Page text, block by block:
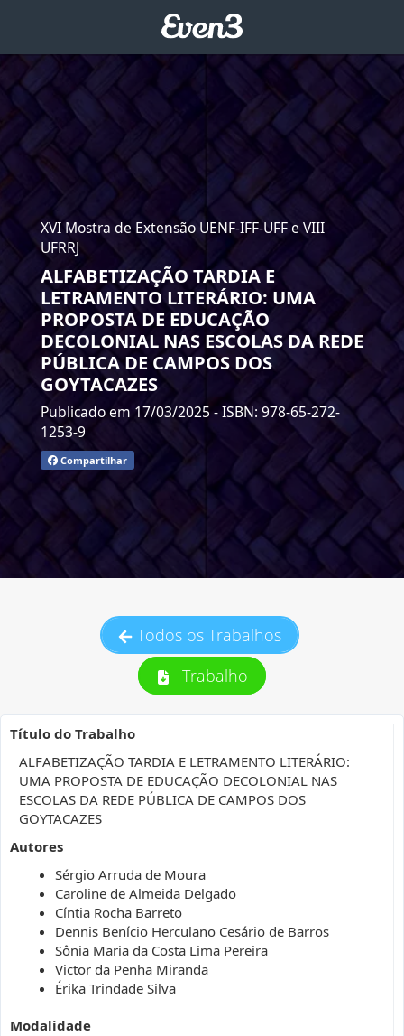
XVI Mostra de Extensão UENF-IFF-UFF e VIII
UFRRJ
ALFABETIZAÇÃO TARDIA E
LETRAMENTO LITERÁRIO: UMA
PROPOSTA DE EDUCAÇÃO
DECOLONIAL NAS ESCOLAS DA REDE
PÚBLICA DE CAMPOS DOS
GOYTACAZES
Publicado em 17/03/2025- ISBN: 978-65-272-
1253-9
Compartilhar
Todos os Trabalhos
Trabalho
Título do Trabalho
ALFABETIZAÇÃO TARDIA E LETRAMENTO LITERÁRIO:
UMA PROPOSTA DE EDUCAÇÃO DECOLONIAL NAS
ESCOLAS DA REDE PÚBLICA DE CAMPOS DOS
GOYTACAZES
Autores
Sérgio Arruda de Moura
Caroline de Almeida Delgado
Cíntia Rocha Barreto
Dennis Benício Herculano Cesário de Barros
Sônia Maria da Costa Lima Pereira
Victor da Penha Miranda
Érika Trindade Silva
Modalidade